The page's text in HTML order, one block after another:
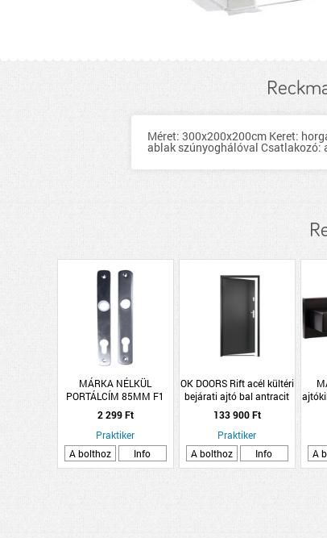
Méret: 300x200x200cm Keret:
ablak szúnyoghálóval Csatlakozó:
MÁRKA NÉLKÜL
PORTÁLCÍM 85MM F1
CILINDERES ELOXÁLT
2 299 Ft
Praktiker
A bolthoz
Info
OK DOORS Rift acél kültéri
bejárati ajtó bal antracit
100x207cm
133 900 Ft
Praktiker
A bolthoz
Info
A